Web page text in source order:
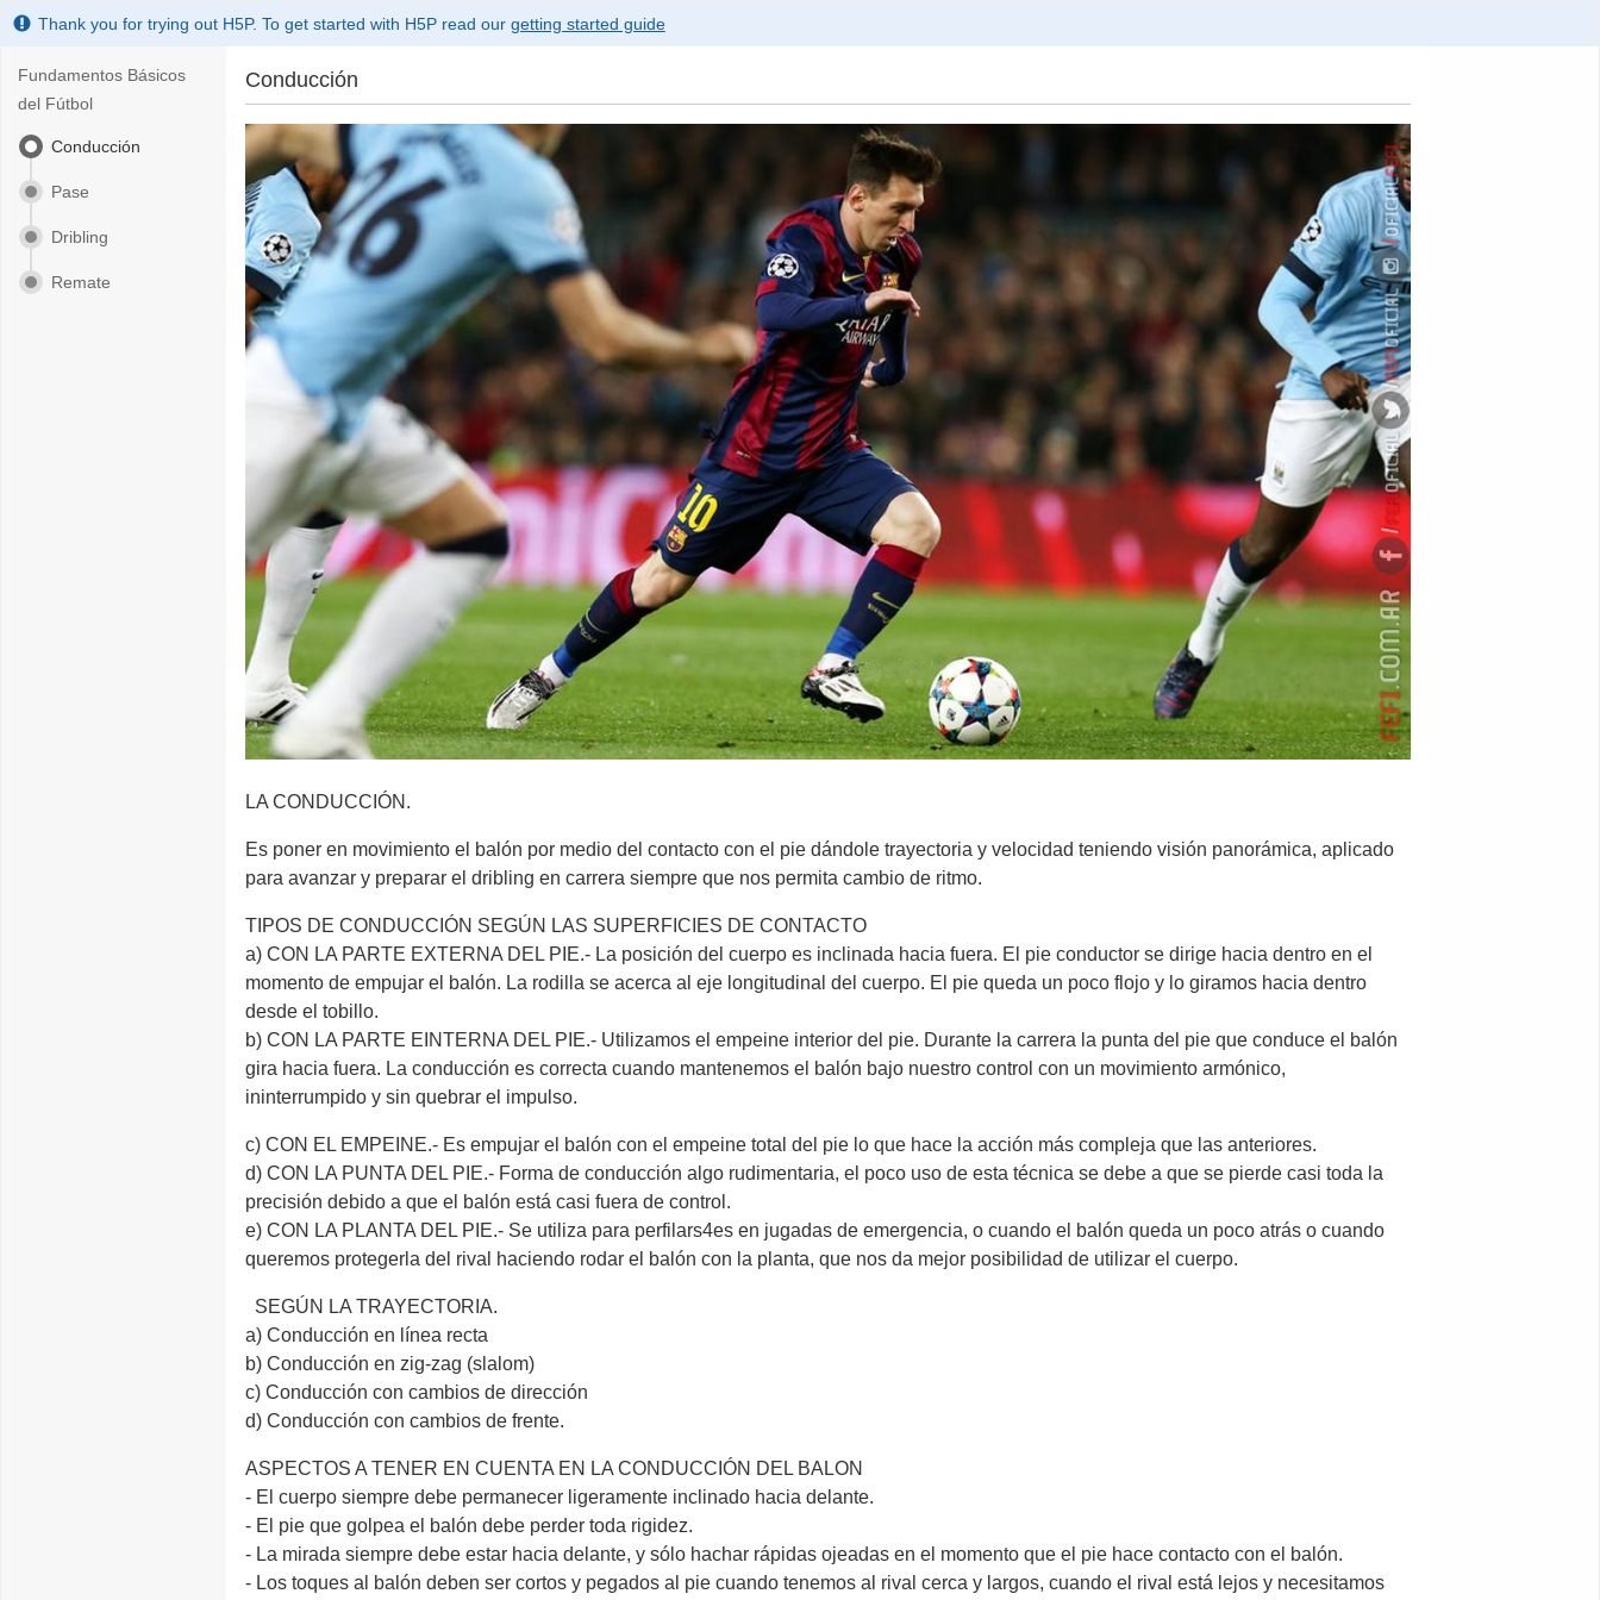
Thank you for trying out H5P. To get started with H5P read our getting started guide
Fundamentos Básicos
del Fútbol
Conducción
Pase
Dribling
Remate
Conducción
LA CONDUCCIÓN.
Es poner en movimiento el balón por medio del contacto con el pie dándole trayectoria y velocidad teniendo visión panorámica, aplicado
para avanzar y preparar el dribling en carrera siempre que nos permita cambio de ritmo.
TIPOS DE CONDUCCIÓN SEGÚN LAS SUPERFICIES DE CONTACTO
a) CON LA PARTE EXTERNA DEL PIE.- La posición del cuerpo es inclinada hacia fuera. El pie conductor se dirige hacia dentro en el
momento de empujar el balón. La rodilla se acerca al eje longitudinal del cuerpo. El pie queda un poco flojo y lo giramos hacia dentro
desde el tobillo.
b) CON LA PARTE EINTERNA DEL PIE.- Utilizamos el empeine interior del pie. Durante la carrera la punta del pie que conduce el balón
gira hacia fuera. La conducción es correcta cuando mantenemos el balón bajo nuestro control con un movimiento armónico,
ininterrumpido y sin quebrar el impulso.
c) CON EL EMPEINE.- Es empujar el balón con el empeine total del pie lo que hace la acción más compleja que las anteriores.
d) CON LA PUNTA DEL PIE.- Forma de conducción algo rudimentaria, el poco uso de esta técnica se debe a que se pierde casi toda la
precisión debido a que el balón está casi fuera de control.
e) CON LA PLANTA DEL PIE.- Se utiliza para perfilars4es en jugadas de emergencia, o cuando el balón queda un poco atrás o cuando
queremos protegerla del rival haciendo rodar el balón con la planta, que nos da mejor posibilidad de utilizar el cuerpo.
SEGÚN LA TRAYECTORIA.
a) Conducción en línea recta
b) Conducción en zig-zag (slalom)
c) Conducción con cambios de dirección
d) Conducción con cambios de frente.
ASPECTOS A TENER EN CUENTA EN LA CONDUCCIÓN DEL BALON
- El cuerpo siempre debe permanecer ligeramente inclinado hacia delante.
- El pie que golpea el balón debe perder toda rigidez.
- La mirada siempre debe estar hacia delante, y sólo hachar rápidas ojeadas en el momento que el pie hace contacto con el balón.
- Los toques al balón deben ser cortos y pegados al pie cuando tenemos al rival cerca y largos, cuando el rival está lejos y necesitamos